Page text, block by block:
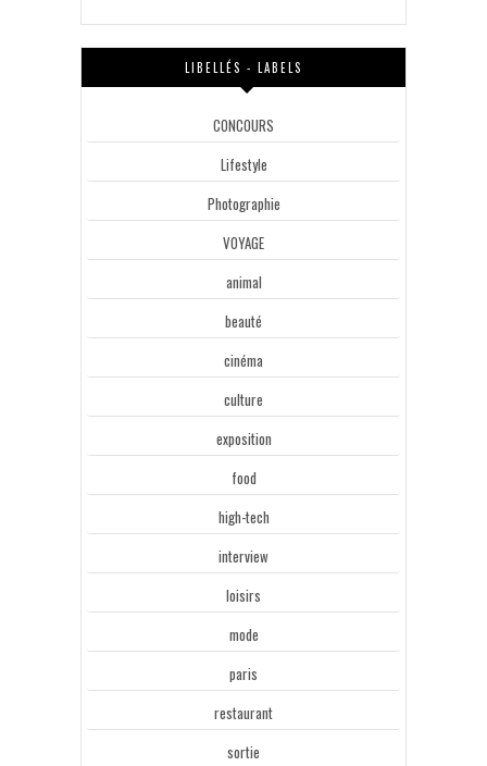
LIBELLÉS - LABELS
CONCOURS
Lifestyle
Photographie
VOYAGE
animal
beauté
cinéma
culture
exposition
food
high-tech
interview
loisirs
mode
paris
restaurant
sortie